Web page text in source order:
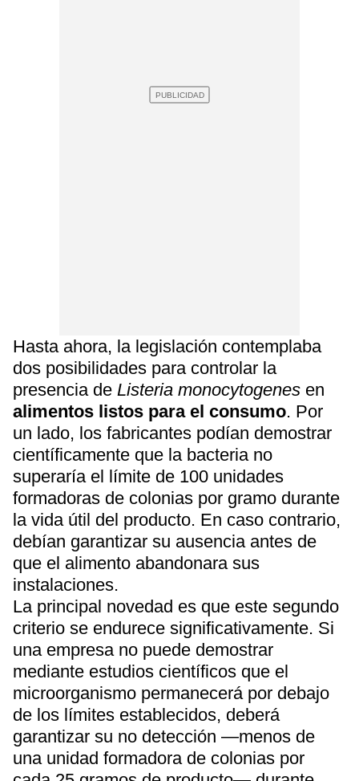
Hasta ahora, la legislación contemplaba
dos posibilidades para controlar la
presencia de Listeria monocytogenes en
alimentos listos para el consumo. Por
un lado, los fabricantes podían demostrar
científicamente que la bacteria no
superaría el límite de 100 unidades
formadoras de colonias por gramo durante
la vida útil del producto. En caso contrario,
debían garantizar su ausencia antes de
que el alimento abandonara sus
instalaciones.
La principal novedad es que este segundo
criterio se endurece significativamente. Si
una empresa no puede demostrar
mediante estudios científicos que el
microorganismo permanecerá por debajo
de los límites establecidos, deberá
garantizar su no detección —menos de
una unidad formadora de colonias por